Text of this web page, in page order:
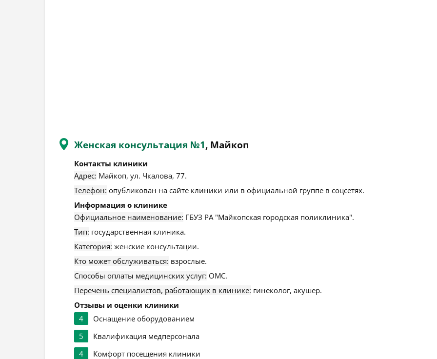
Женская консультация №1, Майкоп
Контакты клиники
Адрес: Майкоп, ул. Чкалова, 77.
Телефон: опубликован на сайте клиники или в официальной группе в соцсетях.
Информация о клинике
Официальное наименование: ГБУЗ РА "Майкопская городская поликлиника".
Тип: государственная клиника.
Категория: женские консультации.
Кто может обслуживаться: взрослые.
Способы оплаты медицинских услуг: ОМС.
Перечень специалистов, работающих в клинике: гинеколог, акушер.
Отзывы и оценки клиники
4
Оснащение оборудованием
5
Квалификация медперсонала
4
Комфорт посещения клиники